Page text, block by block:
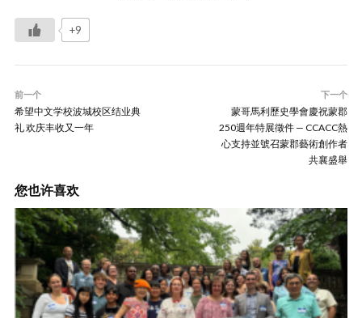
+9
前一个
希望中文学校波城校区结业典
礼 欢庆丰收又一年
下一个
蒙哥馬利歷史學會慶祝蒙郡
250週年特展徵件 — CCACC熱
心支持並號召蒙郡藝術創作者
共襄盛舉
您也许喜欢